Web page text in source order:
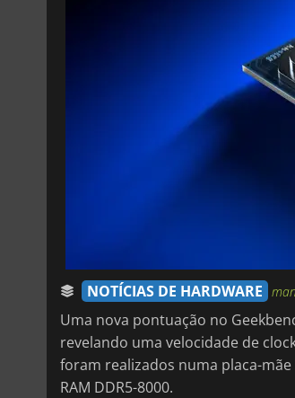
NOTÍCIAS DE HARDWARE
Uma nova pontuação no
revelando uma velocidade de
foram realizados numa placa-mãe
RAM DDR5-8000.